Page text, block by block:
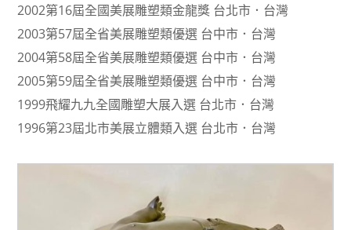
2002第16屆全國美展雕塑類金龍獎 台北市．台灣
2003第57屆全省美展雕塑類優選 台中市．台灣
2004第58屆全省美展雕塑類優選 台中市．台灣
2005第59屆全省美展雕塑類優選 台中市．台灣
1999飛耀九九全國雕塑大展入選 台北市．台灣
1996第23屆北市美展立體類入選 台北市．台灣